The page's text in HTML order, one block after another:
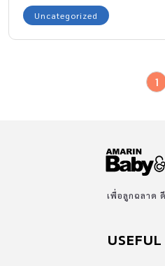
Uncategorized
1
เพื่อลูกฉลาด